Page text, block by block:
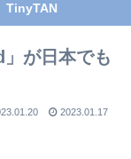
TinyTAN
が日本でも
2023.01.17